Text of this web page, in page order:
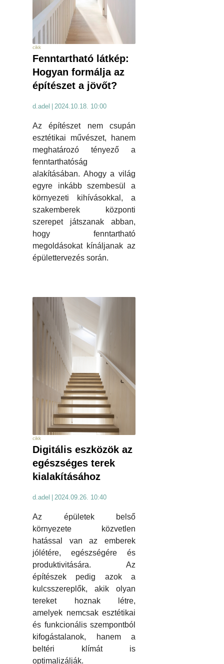
cikk
Fenntartható látkép:
Hogyan formálja az
építészet a jövőt?
d.adel 2024.10.18. 10:00
Az építészet nem csupán
esztétikai művészet, hanem
meghatározó tényező a
fenntarthatóság
alakításában. Ahogy a világ
egyre inkább szembesül a
környezeti kihívásokkal, a
szakemberek központi
szerepet játszanak abban,
hogy fenntartható
megoldásokat kínáljanak az
épülettervezés során.
cikk
Digitális eszközök az
egészséges terek
kialakításához
d.adel | 2024.09.26. 10:40
Az épületek belső
környezete közvetlen
hatással van az emberek
jólétére, egészségére és
produktivitására. Az
építészek pedig azok a
kulcsszereplők, akik olyan
tereket hoznak létre,
amelyek nemcsak esztétikai
és funkcionális szempontból
kifogástalanok, hanem a
beltéri klímát is
optimalizálják.